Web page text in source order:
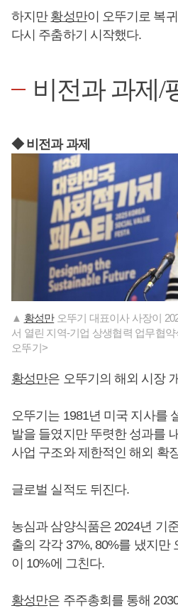
하지만 황성만이 오뚜기로 복
다시 주춤하기 시작했다.
비전과 과제/
◆ 비전과 과제
▲ 황성만오뚜기 대표이사 사장이
서 열린 지역-기업 상생협력 업무협
오뚜기>
황성만은 오뚜기의 해외 시장
오뚜기는 1981년 미국 지사를
발을 들였지만 뚜렷한 성과를
사업 구조와 제한적인 해외 확
글로벌 실적도 뒤진다.
농심과 삼양식품은 2024년 기
출의 각각 37%, 80%를 냈지만
이 10%에 그친다.
황성만은 주주총회를 통해